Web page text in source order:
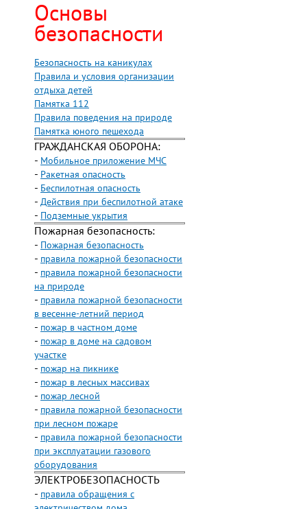
Основы
безопасности
Безопасность на каникулах
Правила и условия организации
отдыха детей
Памятка 112
Правила поведения на природе
Памятка юного пешехода
ГРАЖДАНСКАЯ ОБОРОНА:
- Мобильное приложение МЧС
- Ракетная опасность
- Беспилотная опасность
- Действия при беспилотной атаке
- Подземные укрытия
Пожарная безопасность:
- Пожарная безопасность
- правила пожарной безопасности
- правила пожарной безопасности
на природе
- правила пожарной безопасности
в весенне-летний период
- пожар в частном доме
- пожар в доме на садовом
участке
- пожар на пикнике
- пожар в лесных массивах
- пожар лесной
- правила пожарной безопасности
при лесном пожаре
- правила пожарной безопасности
при эксплуатации газового
оборудования
ЭЛЕКТРОБЕЗОПАСНОСТЬ
- правила обращения с